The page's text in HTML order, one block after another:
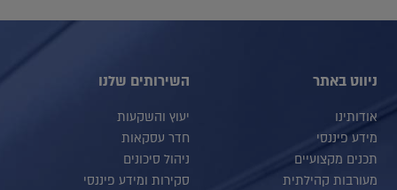
ניווט באתר
אודותינו
מידע פיננסי
תכנים מקצועיים
מעורבות קהילתית
השירותים שלנו
יעוץ והשקעות
חדר עסקאות
ניהול סיכונים
סקירות ומידע פיננסי